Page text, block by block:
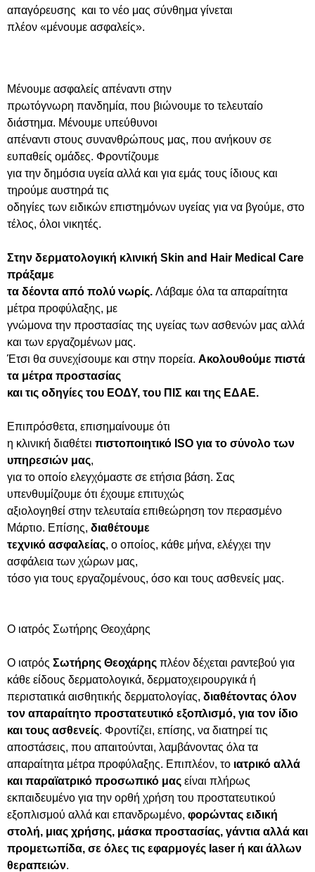
απαγόρευσης και το νέο μας σύνθημα γίνεται
πλέον «μένουμε ασφαλείς».
Μένουμε ασφαλείς απέναντι στην
πρωτόγνωρη πανδημία, που βιώνουμε το τελευταίο
διάστημα. Μένουμε υπεύθυνοι
απέναντι στους συνανθρώπους μας, που ανήκουν σε
ευπαθείς ομάδες. Φροντίζουμε
για την δημόσια υγεία αλλά και για εμάς τους ίδιους και
τηρούμε αυστηρά τις
οδηγίες των ειδικών επιστημόνων υγείας για να βγούμε, στο
τέλος, όλοι νικητές.
Στην δερματολογική κλινική Skin and Hair Medical Care
πράξαμε
τα δέοντα από πολύ νωρίς. Λάβαμε όλα τα απαραίτητα
μέτρα προφύλαξης, με
γνώμονα την προστασίας της υγείας των ασθενών μας αλλά
και των εργαζομένων μας.
Έτσι θα συνεχίσουμε και στην πορεία. Ακολουθούμε πιστά
τα μέτρα προστασίας
και τις οδηγίες του ΕΟΔΥ, του ΠΙΣ και της ΕΔΑΕ.
Επιπρόσθετα, επισημαίνουμε ότι
η κλινική διαθέτει πιστοποιητικό ISO για το σύνολο των
υπηρεσιών μας,
για το οποίο ελεγχόμαστε σε ετήσια βάση. Σας
υπενθυμίζουμε ότι έχουμε επιτυχώς
αξιολογηθεί στην τελευταία επιθεώρηση τον περασμένο
Μάρτιο. Επίσης, διαθέτουμε
τεχνικό ασφαλείας, ο οποίος, κάθε μήνα, ελέγχει την
ασφάλεια των χώρων μας,
τόσο για τους εργαζομένους, όσο και τους ασθενείς μας.
Ο ιατρός Σωτήρης Θεοχάρης
Ο ιατρός Σωτήρης Θεοχάρης πλέον δέχεται ραντεβού για
κάθε είδους δερματολογικά, δερματοχειρουργικά ή
περιστατικά αισθητικής δερματολογίας, διαθέτοντας όλον
τον απαραίτητο προστατευτικό εξοπλισμό, για τον ίδιο
και τους ασθενείς. Φροντίζει, επίσης, να διατηρεί τις
αποστάσεις, που απαιτούνται, λαμβάνοντας όλα τα
απαραίτητα μέτρα προφύλαξης. Επιπλέον, το ιατρικό αλλά
και παραϊατρικό προσωπικό μας είναι πλήρως
εκπαιδευμένο για την ορθή χρήση του προστατευτικού
εξοπλισμού αλλά και επανδρωμένο, φορώντας ειδική
στολή, μιας χρήσης, μάσκα προστασίας, γάντια αλλά και
προμετωπίδα, σε όλες τις εφαρμογές laser ή και άλλων
θεραπειών.